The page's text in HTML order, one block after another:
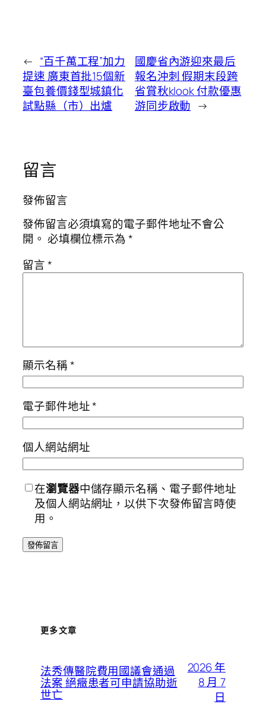
← “百千萬工程”加力
提速 廣東首批15個新
臺包養價錢型城鎮化
試點縣（市）出爐
國慶省內游迎來最后
報名沖刺 假期末段跨
省賞秋klook 付款優惠
游同步啟動 →
留言
發佈留言
發佈留言必須填寫的電子郵件地址不會公
開。 必填欄位標示為*
留言*
顯示名稱*
電子郵件地址*
個人網站網址
在瀏覽器中儲存顯示名稱、電子郵件地址
及個人網站網址，以供下次發佈留言時使
用。
更多文章
法秀傳醫院費用國議會通過
法案 絕癥患者可申請協助逝
世亡
2026 年
8 月 7
日